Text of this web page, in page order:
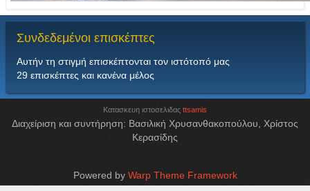
Συνδεδεμένοι επισκέπτες
Αυτήν τη στιγμή επισκέπτονται τον ιστότοπό μας
29 επισκέπτες και κανένα μέλος
Κατασκευη ιστοσελιδας ttsamis
Διαχείριση και συντήρηση: Βασιλική Χρυσανθακοπούλου, Χρίστος
Κερασίδης
Powered by Warp Theme Framework